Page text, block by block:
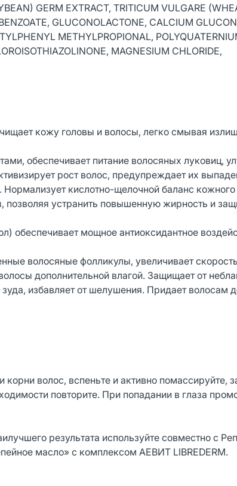
GERM EXTRACT, TRITICUM VULGARE
GLUCONOLACTONE, CALCIUM
METHYLPROPIONAL,
MAGNESIUM CHLORIDE,
кожу головы и волосы, легко смывая
обеспечивает питание волосяных луковиц,
рост волос, предупреждает их
кислотно-щелочной баланс
позволяя устранить повышенную жирность и
обеспечивает мощное антиоксидантное
волосяные фолликулы, увеличивает
дополнительной влагой. Защищает от
избавляет от шелушения. Придает волосам
волос, вспеньте и активно помассируйте,
повторите. При попадании в глаза
результата используйте совместно с
масло» с комплексом АЕВИТ LIBREDERM.